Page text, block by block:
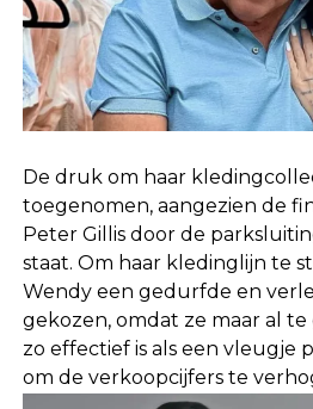
De druk om haar
toegenomen, aangezien de
Peter Gillis door de
staat. Om haar kledinglijn te
Wendy een gedurfde en
gekozen, omdat ze maar al
zo effectief is als een vleugje
om de verkoopcijfers te